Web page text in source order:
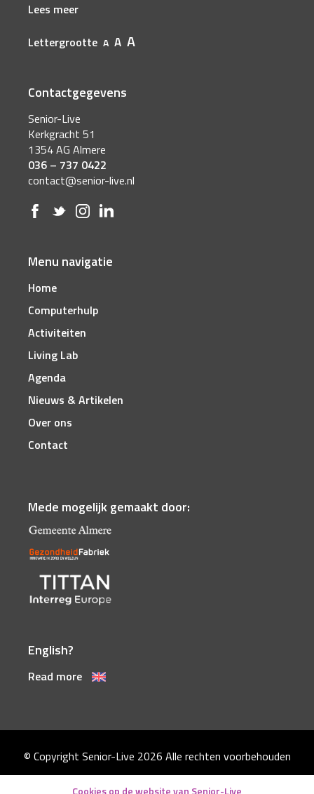
Lees meer
Lettergrootte A A A
Contactgegevens
Senior-Live
Kerkgracht 51
1354 AG Almere
036 – 737 0422
contact@senior-live.nl
Menu navigatie
Home
Computerhulp
Activiteiten
Living Lab
Agenda
Nieuws & Artikelen
Over ons
Contact
Mede mogelijk gemaakt door:
English?
Read more
© Copyright Senior-Live 2026 Alle rechten voorbehouden
Disclaimer
Cookies op de website van Senior-Live